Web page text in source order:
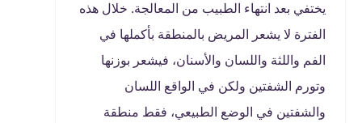
يختفي بعد انتهاء الطبيب من المعالجة. خلال هذه
الفترة لا يشعر المريض بالمنطقة بأكملها في
الفم واللثة واللسان والأسنان، فيشعر بوزنها
وتورم الشفتين ولكن في الواقع اللسان
والشفتين في الوضع الطبيعي، فقط منطقة